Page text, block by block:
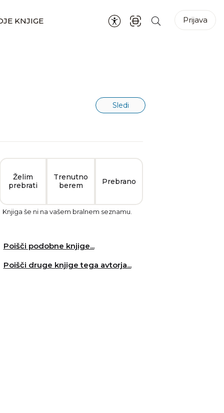
KNJIGE Prijava
Sledi
Želim
prebrati
Trenutno
berem
Prebrano
Knjiga še ni na vašem bralnem seznamu.
Poišči podobne knjige...
Poišči druge knjige tega avtorja...